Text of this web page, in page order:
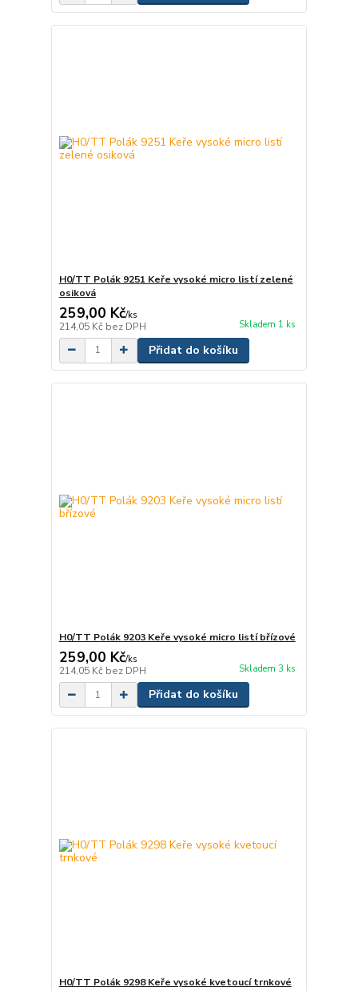
H0/TT Polák 9251 Keře vysoké micro listí zelené
osiková
259,00 Kč/ks
214,05 Kč bez DPH Skladem 1 ks
Přidat do košíku
H0/TT Polák 9203 Keře vysoké micro listí břízové
259,00 Kč/ks
214,05 Kč bez DPH Skladem 3 ks
Přidat do košíku
H0/TT Polák 9298 Keře vysoké kvetoucí trnkové